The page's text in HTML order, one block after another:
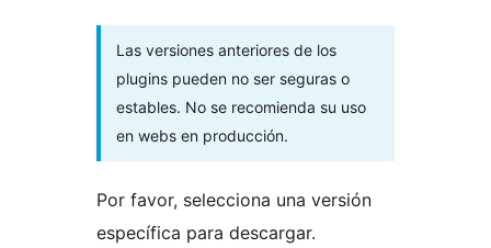
Las versiones anteriores de los
plugins pueden no ser seguras o
estables. No se recomienda su uso
en webs en producción.
Por favor, selecciona una versión
específica para descargar.